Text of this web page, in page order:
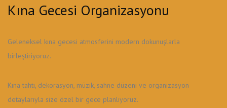
Kına Gecesi Organizasyonu
Geleneksel kına gecesi atmosferini modern dokunuşlarla
birleştiriyoruz.
Kına tahtı, dekorasyon, müzik, sahne düzeni ve organizasyon
detaylarıyla size özel bir gece planlıyoruz.